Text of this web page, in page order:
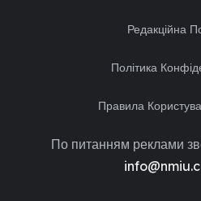
Редакційна
Політика
Правила
По питанням реклами